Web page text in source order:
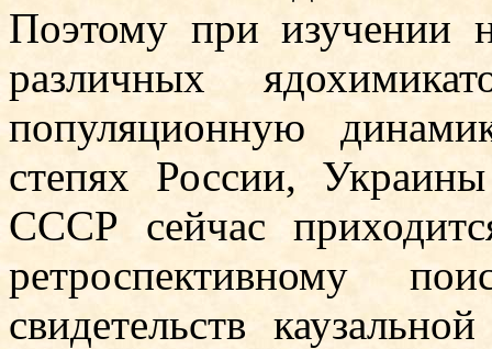
Поэтому при изучении
различных
популяционную
степях Рос­сии,
СССР сейчас
ретроспективному
свидетельств